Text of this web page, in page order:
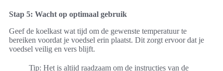
Stap 5: Wacht op optimaal gebruik
Geef de koelkast wat tijd om de gewenste temperatuur te
bereiken voordat je voedsel erin plaatst. Dit zorgt ervoor dat je
voedsel veilig en vers blijft.
Tip: Het is altijd raadzaam om de instructies van de